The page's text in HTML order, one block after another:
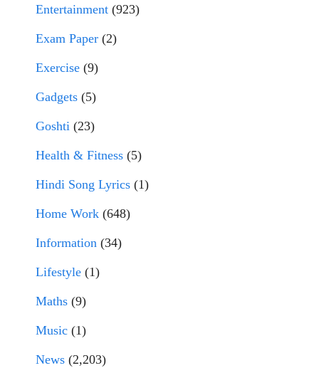
Entertainment (923)
Exam Paper (2)
Exercise (9)
Gadgets (5)
Goshti (23)
Health & Fitness (5)
Hindi Song Lyrics (1)
Home Work (648)
Information (34)
Lifestyle (1)
Maths (9)
Music (1)
News (2,203)